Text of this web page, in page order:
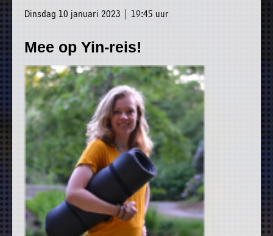
Dinsdag 10 januari 2023 | 19:45 uur
Mee op Yin-reis!
Nieuws
Agenda
Verenigingen
Bedrijven
Plaatselijk
belang
moment
het
bestuur
uit
de
volgende
personen:
Voorzitter
vacant
Secretaris
Michiel
Modderman